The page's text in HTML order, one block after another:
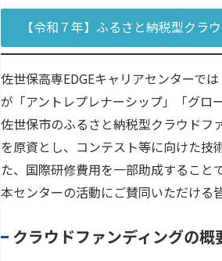
【令和７年】ふるさと納税型クラ
佐世保高専EDGEキャリアセンターで
が「アントレプレナーシップ」「グロ
佐世保市のふるさと納税型クラウドフ
を原資とし、コンテスト等に向けた技
た、国際研修費用を一部助成すること
本センターの活動にご賛同いただける
クラウドファンディングの概